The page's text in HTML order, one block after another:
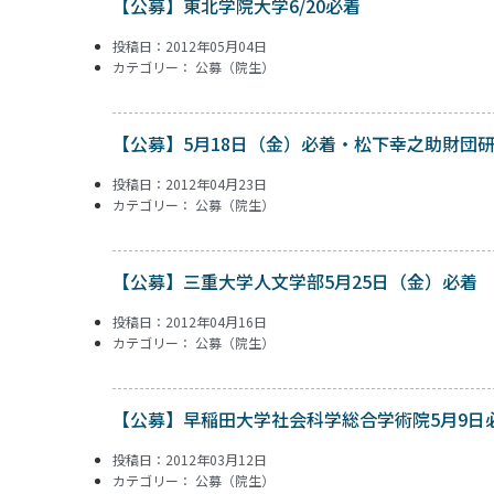
【公募】東北学院大学6/20必着
投稿日：2012年05月04日
カテゴリー： 公募（院生）
【公募】5月18日（金）必着・松下幸之助財団
投稿日：2012年04月23日
カテゴリー： 公募（院生）
【公募】三重大学人文学部5月25日（金）必着
投稿日：2012年04月16日
カテゴリー： 公募（院生）
【公募】早稲田大学社会科学総合学術院5月9日
投稿日：2012年03月12日
カテゴリー： 公募（院生）